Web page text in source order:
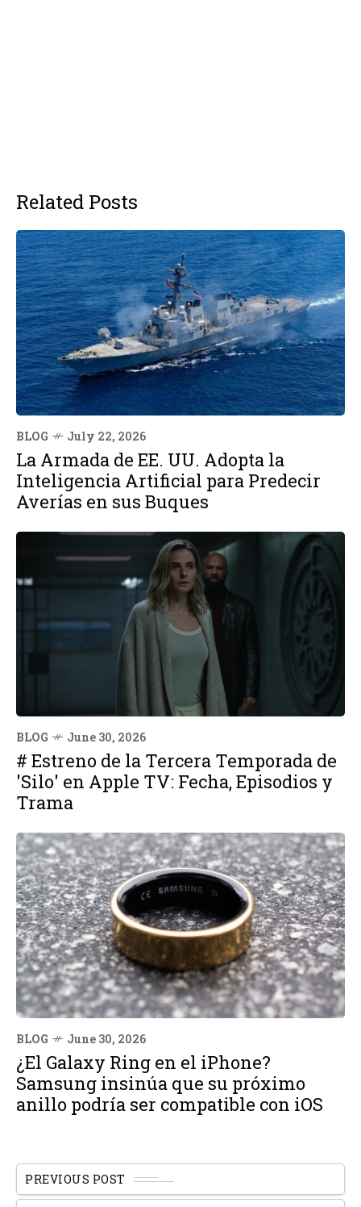
Related Posts
BLOG July 22, 2026
La Armada de EE. UU. Adopta la
Inteligencia Artificial para Predecir
Averías en sus Buques
BLOG June 30, 2026
# Estreno de la Tercera Temporada de
'Silo' en Apple TV: Fecha, Episodios y
Trama
BLOG June 30, 2026
¿El Galaxy Ring en el iPhone?
Samsung insinúa que su próximo
anillo podría ser compatible con iOS
PREVIOUS POST